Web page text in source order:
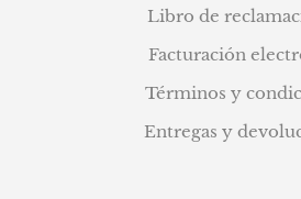
Libro de
Facturación
Términos y
Entregas y